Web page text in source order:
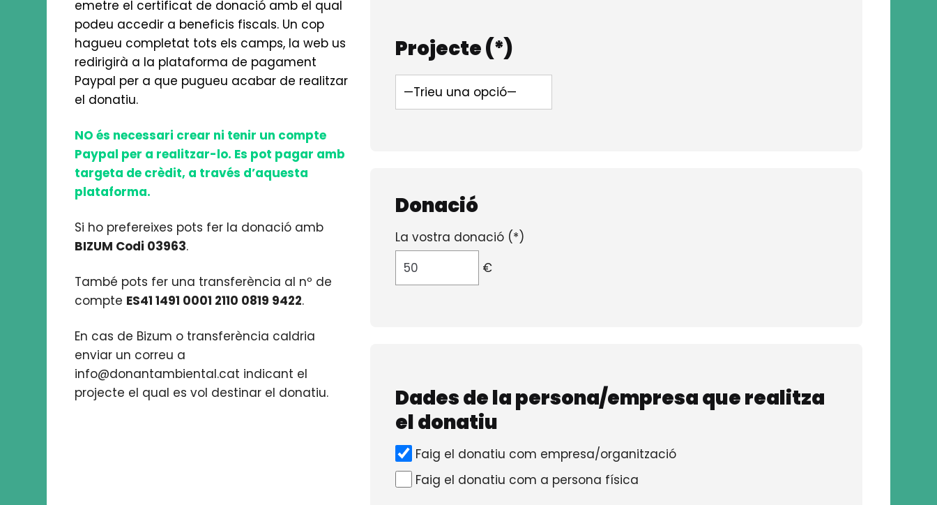
emetre el certificat de donació amb el qual
podeu accedir a beneficis fiscals. Un cop
hagueu completat tots els camps, la web us
redirigirà a la plataforma de pagament
Paypal per a que pugueu acabar de realitzar
el donatiu.
NO és necessari crear ni tenir un compte
Paypal per a realitzar-lo. Es pot pagar amb
targeta de crèdit, a través d’aquesta
plataforma.
Si ho prefereixes pots fer la donació amb
BIZUM Codi 03963.
També pots fer una transferència al nº de
compte ES41 1491 0001 2110 0819 9422.
En cas de Bizum o transferència caldria
enviar un correu a
info@donantambiental.cat indicant el
projecte el qual es vol destinar el donatiu.
Projecte (*)
Donació
La vostra donació (*)
€
Dades de la persona/empresa que realitza
el donatiu
Faig el donatiu com empresa/organització
Faig el donatiu com a persona física